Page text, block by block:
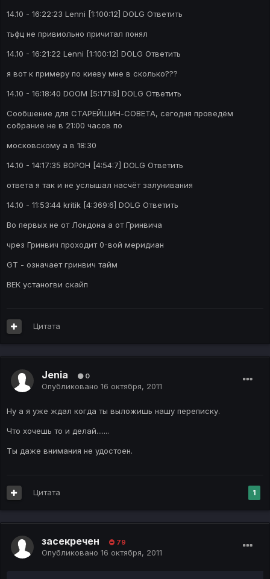
14.10 - 16:22:23 Lenni [1:100:12] DOLG Ответить
тьфц не привиольно причитал понял
14.10 - 16:21:22 Lenni [1:100:12] DOLG Ответить
я вот к примеру по киеву мне в сколько???
14.10 - 16:18:40 DOOM [5:171:9] DOLG Ответить
Сообшение для СТАРЕЙШИН-СОВЕТА, сегодня проведём
собрание не в 21:00 часов по
московскому а в 18:30
14.10 - 14:17:35 BOPOH [4:54:7] DOLG Ответить
ответа я так и не услышал насчёт залунивания
14.10 - 11:53:44 kritik [4:369:6] DOLG Ответить
Во первых не от Лондона а от Гринвича
чрез Гринвич проходит 0-вой меридиан
GT - означает гринвич тайм
ВЕК устаногви скайп
Цитата
Jenia 0
Опубликовано 16 октября, 2011
Ну а я уже ждал когда ты выложишь нашу переписку.
Что хочешь то и делай.......
Ты даже внимания не удостоен.
1
Цитата
засекречен 79
Опубликовано 16 октября, 2011